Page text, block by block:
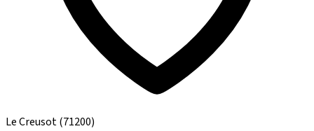
Le Creusot(71200)